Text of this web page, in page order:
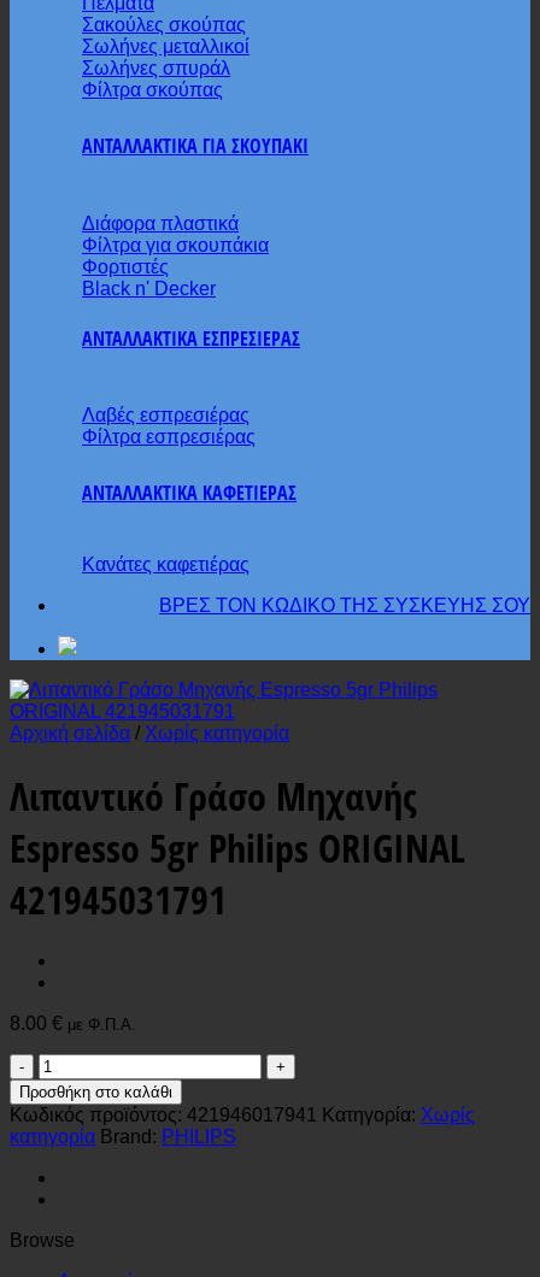
Σακούλες σκούπας
Σωλήνες μεταλλικοί
Σωλήνες σπυράλ
Φίλτρα σκούπας
ΑΝΤΑΛΛΑΚΤΙΚΑ ΓΙΑ ΣΚΟΥΠΑΚΙ
Διάφορα πλαστικά
Φίλτρα για σκουπάκια
Φορτιστές
Black n' Decker
ΑΝΤΑΛΛΑΚΤΙΚΑ ΕΣΠΡΕΣΙΕΡΑΣ
Λαβές εσπρεσιέρας
Φίλτρα εσπρεσιέρας
ΑΝΤΑΛΛΑΚΤΙΚΑ ΚΑΦΕΤΙΕΡΑΣ
Κανάτες καφετιέρας
ΒΡΕΣ ΤΟΝ ΚΩΔΙΚΟ ΤΗΣ ΣΥΣΚΕΥΗΣ ΣΟΥ
Αρχική σελίδα / Χωρίς κατηγορία
Λιπαντικό Γράσο Μηχανής
Espresso 5gr Philips ORIGINAL
421945031791
8.00 € με Φ.Π.Α.
Λιπαντικό
Γράσο
Μηχανής
Espresso
5gr
Philips
ORIGINAL
ποσότητα
Προσθήκη στο καλάθι
Κωδικός προϊόντος: 421946017941 Κατηγορία: Χωρίς
κατηγορία Brand: PHILIPS
Browse